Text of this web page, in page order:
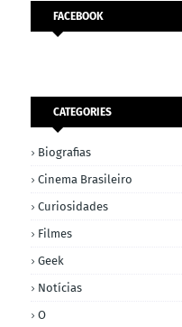
FACEBOOK
CATEGORIES
Biografias
Cinema Brasileiro
Curiosidades
Filmes
Geek
Notícias
O